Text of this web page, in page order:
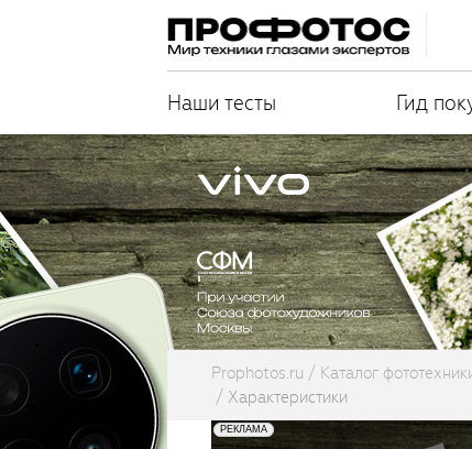
Наши тесты Гид
Prophotos.ru Каталог
Характеристики